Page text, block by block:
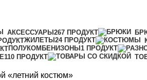
АКСЕССУАРЫ267 ПРОДУКТ
ЖИЛЕТЫ 24 ПРОДУКТ
ПОЛУКОМБЕНИЗОНЫ 1 ПРОДУКТ
110 ПРОДУКТ
«летний костюм»